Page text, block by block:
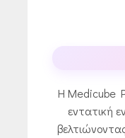
Η Medicube
εντατική